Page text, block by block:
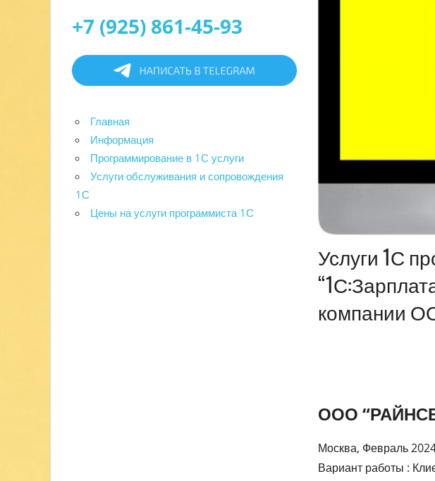
Информация
Услуги 1С
компании
ООО
Москва, Февраль
Вариант работы :
+7 (925) 861-45-93
Главная
Информация
Программирование в 1С услуги
Услуги обслуживания и сопровождения
1С
Цены на услуги программиста 1С